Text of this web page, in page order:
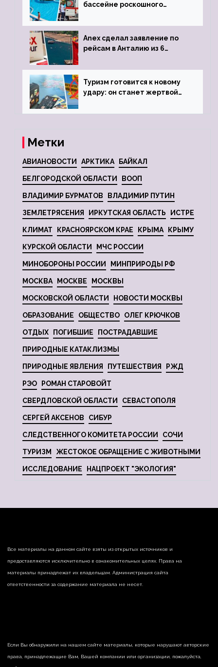
бассейне роскошного
Anex сделал заявление по
рейсам в Анталию из 6
Туризм готовится к новому
удару: он станет жертвой
Метки
АВИАНОВОСТИ АРКТИКА БАЙКАЛ
БЕЛГОРОДСКОЙ ОБЛАСТИ ВООП
ВЛАДИМИР БУРМАТОВ ВЛАДИМИР ПУТИН
ЗЕМЛЕТРЯСЕНИЯ ИРКУТСКАЯ ОБЛАСТЬ ИСТРЕ
КЛИМАТ КРАСНОЯРСКОМ КРАЕ КРЫМА КРЫМУ
КУРСКОЙ ОБЛАСТИ МЧС РОССИИ
МИНОБОРОНЫ РОССИИ МИНПРИРОДЫ РФ
МОСКВА МОСКВЕ МОСКВЫ
МОСКОВСКОЙ ОБЛАСТИ НОВОСТИ МОСКВЫ
ОБРАЗОВАНИЕ ОБЩЕСТВО ОЛЕГ КРЮЧКОВ
ОТДЫХ ПОГИБШИЕ ПОСТРАДАВШИЕ
ПРИРОДНЫЕ КАТАКЛИЗМЫ
ПРИРОДНЫЕ ЯВЛЕНИЯ ПУТЕШЕСТВИЯ РЖД
РЭО РОМАН СТАРОВОЙТ
СВЕРДЛОВСКОЙ ОБЛАСТИ СЕВАСТОПОЛЯ
СЕРГЕЙ АКСЕНОВ СИБУР
СЛЕДСТВЕННОГО КОМИТЕТА РОССИИ СОЧИ
ТУРИЗМ ЖЕСТОКОЕ ОБРАЩЕНИЕ С ЖИВОТНЫМИ
ИССЛЕДОВАНИЕ НАЦПРОЕКТ "ЭКОЛОГИЯ"
Все материалы на данном сайте взяты из открытых источников и
предоставляются исключительно в ознакомительных целях. Права на
материалы принадлежат их владельцам. Администрация сайта
ответственности за содержание материала не несет.
Если Вы обнаружили на нашем сайте материалы, которые нарушают авторские
права, принадлежащие Вам, Вашей компании или организации, пожалуйста,